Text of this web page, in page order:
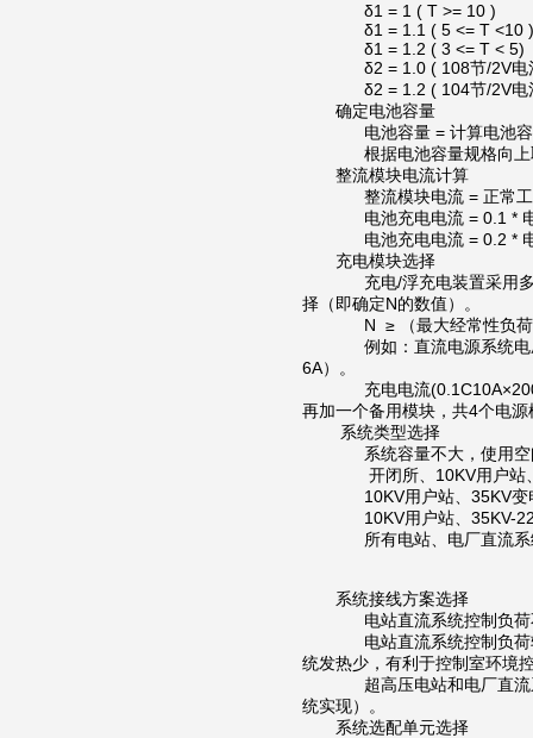
δ1 = 1 ( T >= 10 )
δ1 = 1.1 ( 5 <= T <10 )
δ1 = 1.2 ( 3 <= T < 5)
δ2 = 1.0 ( 108节/2V电
δ2 = 1.2 ( 104节/2V电
确定电池容量
电池容量 = 计算电池容
根据电池容量规格向上
整流模块电流计算
整流模块电流 = 正常工
电池充电电流 = 0.1 *
电池充电电流 = 0.2 *
充电模块选择
充电/浮充电装置采用多
择（即确定N的数值）。
N ≥ （最大经常性负荷
例如：直流电源系统电
6A）。
充电电流
再加一个备用模块，共4个电
系统类型选择
系统容量不大，使用空
开闭所、10KV用户站
10KV用户站、35KV变
10KV用户站、35KV-
所有电站、电厂直流系
系统接线方案选择
电站直流系统控制负荷
电站直流系统控制负荷
统发热少，有利于控制室环境
超高压电站和电厂直流
统实现）。
系统选配单元选择